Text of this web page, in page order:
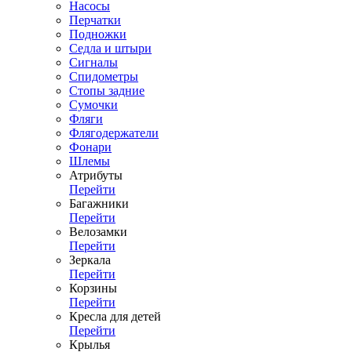
Насосы
Перчатки
Подножки
Седла и штыри
Сигналы
Спидометры
Стопы задние
Сумочки
Фляги
Флягодержатели
Фонари
Шлемы
Атрибуты
Перейти
Багажники
Перейти
Велозамки
Перейти
Зеркала
Перейти
Корзины
Перейти
Кресла для детей
Перейти
Крылья